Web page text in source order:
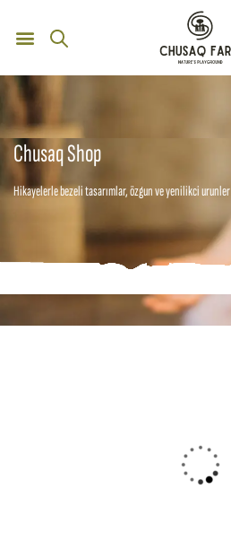
Chusaq Shop
Hikayelerle bezeli tasarımlar, özgun ve yenilikci urunler